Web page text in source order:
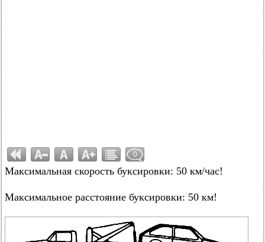
0
Максимальная скорость буксировки: 50 км/час!
Максимальное расстояние буксировки: 50 км!